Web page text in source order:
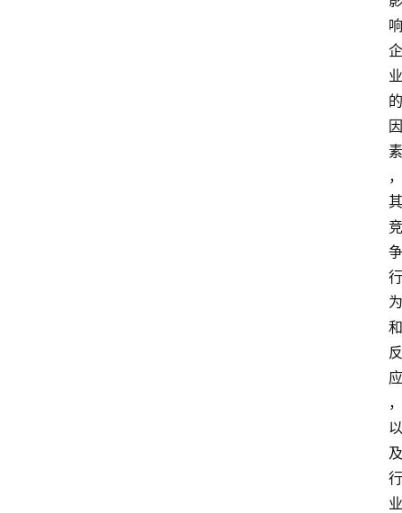
响
企
业
的
因
素
，
其
竞
争
行
为
和
反
应
，
以
及
行
业